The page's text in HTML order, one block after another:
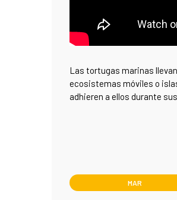
Las tortugas marinas
ecosistemas móviles o
adhieren a ellos durante
MAR